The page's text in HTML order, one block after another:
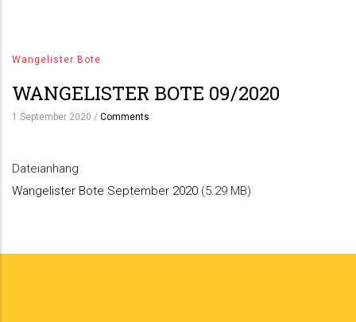
Wangelister Bote
WANGELISTER BOTE 09/2020
1 September 2020 / Comments
Dateianhang
Wangelister Bote September 2020 (5.29 MB)